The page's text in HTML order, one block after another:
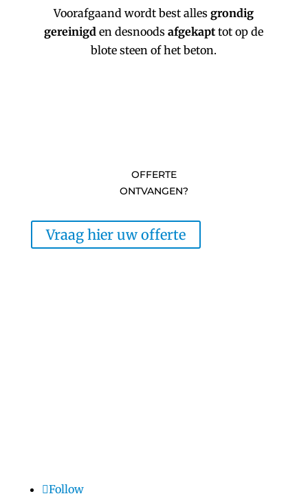
Voorafgaand wordt best alles grondig
gereinigd en desnoodsafgekapt tot op de
blote steen of het beton.
OFFERTE
ONTVANGEN?
Vraag hier uw offerte
Follow